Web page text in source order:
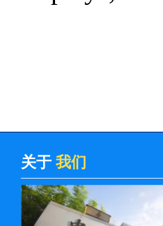
关于 我们